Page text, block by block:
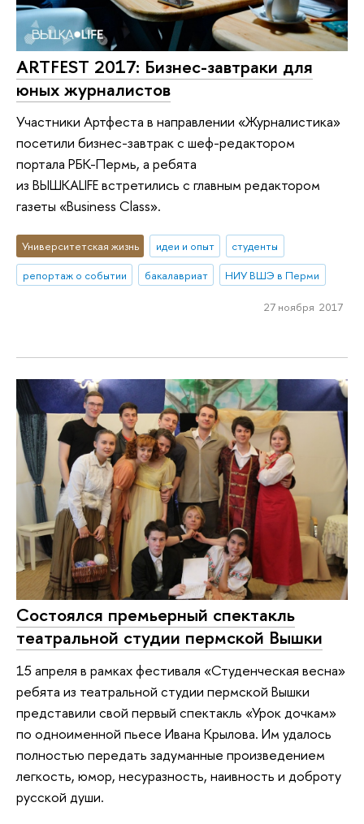
ARTFEST 2017: Бизнес-завтраки для
юных журналистов
Участники Артфеста в направлении «Журналистика»
посетили бизнес-завтрак с шеф-редактором
портала РБК-Пермь, а ребята
из ВЫШКАLIFE встретились с главным редактором
газеты «Business Class».
Университетская жизнь идеи и опыт
студенты
репортаж о событии
бакалавриат НИУ ВШЭ в Перми
27 ноября 2017
Состоялся премьерный спектакль
театральной студии пермской Вышки
15 апреля в рамках фестиваля «Студенческая весна»
ребята из театральной студии пермской Вышки
представили свой первый спектакль «Урок дочкам»
по одноименной пьесе Ивана Крылова. Им удалось
полностью передать задуманные произведением
легкость, юмор, несуразность, наивность и доброту
русской души.